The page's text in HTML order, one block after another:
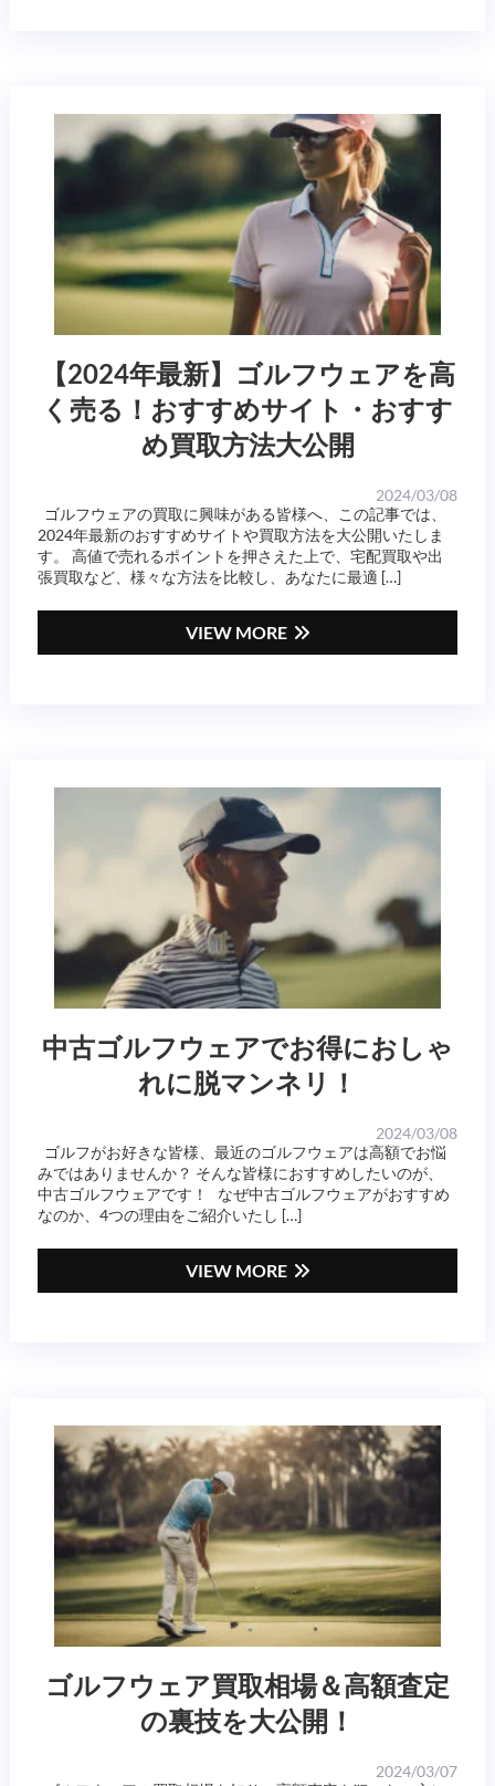
【2024年最新】ゴルフウェアを高
く売る！おすすめサイト・おすす
め買取方法大公開
2024/03/08
ゴルフウェアの買取に興味がある皆様へ、この記事では、
2024年最新のおすすめサイトや買取方法を大公開いたしま
す。 高値で売れるポイントを押さえた上で、宅配買取や出
張買取など、様々な方法を比較し、あなたに最適 […]
VIEW MORE
中古ゴルフウェアでお得におしゃ
れに脱マンネリ！
2024/03/08
ゴルフがお好きな皆様、最近のゴルフウェアは高額でお悩
みではありませんか？ そんな皆様におすすめしたいのが、
中古ゴルフウェアです！ なぜ中古ゴルフウェアがおすすめ
なのか、4つの理由をご紹介いたし […]
VIEW MORE
ゴルフウェア買取相場＆高額査定
の裏技を大公開！
2024/03/07